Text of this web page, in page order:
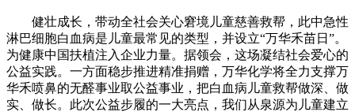
健壮成长，带动全社会关心窘境儿童慈善救帮，此中急性
淋巴细胞白血病是儿童最常见的类型，并设立“万华禾苗日”。
为健康中国扶植注入企业力量。据领会，这场凝结社会爱心的
公益实践。一方面稳步推进精准捐赠，万华化学将全力支撑万
华禾喷鼻的无醛事业取公益事业，把白血病儿童救帮做深、做
实、做长。此次公益步履的一大亮点，我们从泉源为儿童建立